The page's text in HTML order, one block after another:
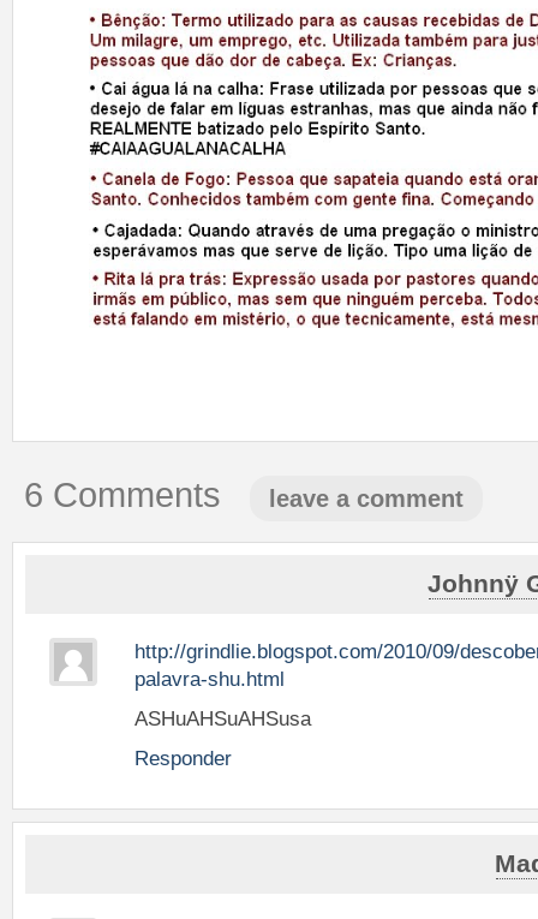
6 Comments leave a comment
Johnnÿ
http://grindlie.blogspot.com/2010/09/
palavra-shu.html
ASHuAHSuAHSusa
Responder